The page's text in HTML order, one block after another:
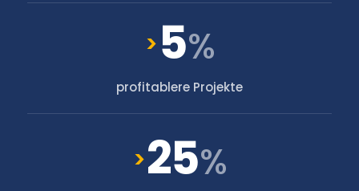
>5%
profitablere Projekte
>25%